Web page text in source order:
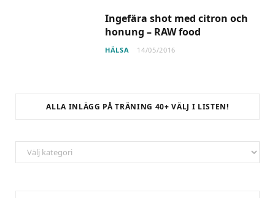
Ingefära shot med citron och
honung – RAW food
HÄLSA 14/05/2016
ALLA INLÄGG PÅ TRÄNING 40+ VÄLJ I LISTEN!
ALLA
INLÄGG